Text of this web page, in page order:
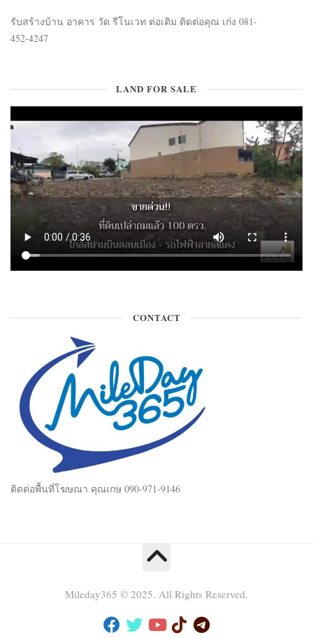
รับสร้างบ้าน อาคาร วัด รีโนเวท ต่อเติม ติดต่อคุณ เก่ง 081-
452-4247
LAND FOR SALE
CONTACT
ติดต่อพื้นที่โฆษณา คุณเกษ 090-971-9146
Mileday365 © 2025. All Rights Reserved.